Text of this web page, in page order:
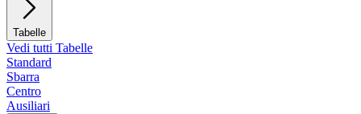
Tabelle
Vedi tutti Tabelle
Standard
Sbarra
Centro
Ausiliari